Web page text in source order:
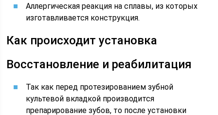
Аллергическая реакция на сплавы, из которых
изготавливается конструкция.
Как происходит установка
Восстановление и реабилитация
Так как перед протезированием зубной
культевой вкладкой производится
препарирование зубов, то после установки